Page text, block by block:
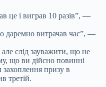
це і виграв 10 разів”, —
даремно витрачав час”, —
слід зауважити, що не
що ви дійсно повинні
захоплення призу в
третій.